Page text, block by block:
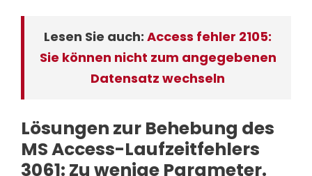
Lesen Sie auch: Access fehler 2105:
Sie können nicht zum angegebenen
Datensatz wechseln
Lösungen zur Behebung des
MS Access-Laufzeitfehlers
3061: Zu wenige Parameter.